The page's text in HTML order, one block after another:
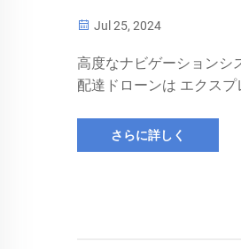
Jul 25, 2024
高度なナビゲーションシ
配達ドローンは エクス
さらに詳しく